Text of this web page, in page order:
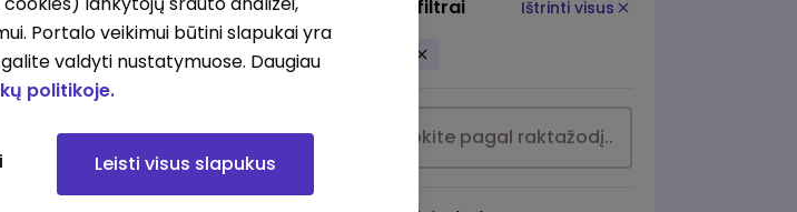
Kasininkas (-ė) - pardavėjas (-a), Vytauto g. 30, Jieznas
Papildomi filtrai Ištrinti visus
Portalo veikimui būtini slapukai yra
valdyti nustatymuose. Daugiau
politikoje.
Leisti visus slapukus